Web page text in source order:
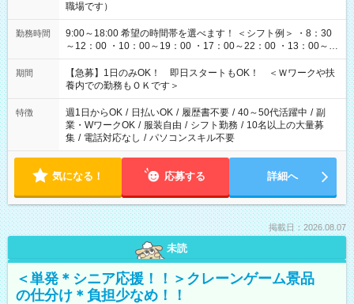
職場です）
勤務時間
9:00～18:00 希望の時間帯を選べます！ ＜シフト例＞ ・8：30
～12：00 ・10：00～19：00 ・17：00～22：00 ・13：00～
22：00 ・22：00～翌6：00 など
期間
【急募】1日のみOK！ 即日スタートもOK！ ＜Ｗワークや扶
養内での勤務もＯＫです＞
特徴 週1日からOK / 日払いOK / 履歴書不要 / 40～50代活躍中 / 副
業・WワークOK / 服装自由 / シフト勤務 / 10名以上の大量募
集 / 電話対応なし / パソコンスキル不要
気になる！ 応募する 詳細へ
掲載日：2026.08.07
未読
＜単発＊シニア応援！！＞クレーンゲーム景品
の仕分け＊負担少なめ！！